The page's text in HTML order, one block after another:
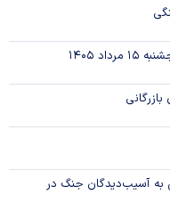
۱۴۰۵
مسکن به آسیب‌دیدگان جنگ در